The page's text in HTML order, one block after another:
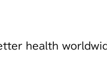
worldwideの